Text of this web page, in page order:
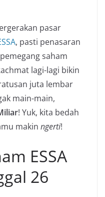
pasar
, pasti penasaran
saham
lagi-lagi bikin
juta lembar
main-main,
! Yuk, kita bedah
makin ngerti!
ESSA
26